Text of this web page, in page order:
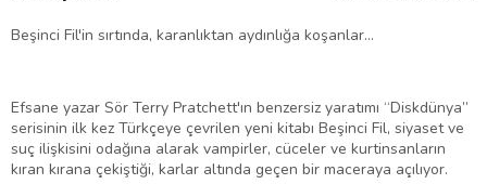
Beşinci Fil'in sırtında, karanlıktan aydınlığa koşanlar…
Efsane yazar Sör Terry Pratchett'ın benzersiz yaratımı “Diskdünya”
serisinin ilk kez Türkçeye çevrilen yeni kitabı Beşinci Fil, siyaset ve
suç ilişkisini odağına alarak vampirler, cüceler ve kurtinsanların
kıran kırana çekiştiği, karlar altında geçen bir maceraya açılıyor.